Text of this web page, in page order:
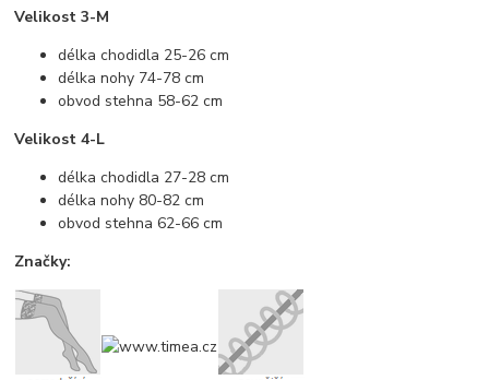
Velikost 3-M
délka chodidla 25-26 cm
délka nohy 74-78 cm
obvod stehna 58-62 cm
Velikost 4-L
délka chodidla 27-28 cm
délka nohy 80-82 cm
obvod stehna 62-66 cm
Značky: